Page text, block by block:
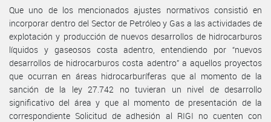
Que uno de los mencionados ajustes normativos consistió en
incorporar dentro del Sector de Petróleo y Gas a las actividades de
explotación y producción de nuevos desarrollos de hidrocarburos
líquidos y gaseosos costa adentro, entendiendo por “nuevos
desarrollos de hidrocarburos costa adentro” a aquellos proyectos
que ocurran en áreas hidrocarburíferas que al momento de la
sanción de la ley 27.742 no tuvieran un nivel de desarrollo
significativo del área y que al momento de presentación de la
correspondiente Solicitud de adhesión al RIGI no cuenten con